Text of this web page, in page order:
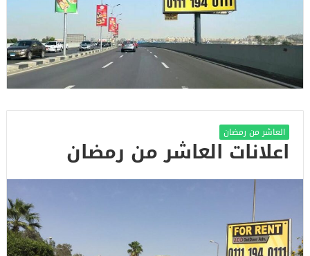
العاشر من رمضان
اعلانات العاشر من رمضان